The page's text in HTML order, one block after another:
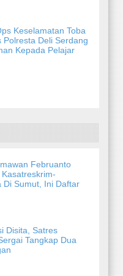
Keselamatan Toba
Polresta Deli Serdang
Kepada Pelajar
Februanto
Di Sumut, Ini Daftar
Disita, Satres
Tangkap Dua